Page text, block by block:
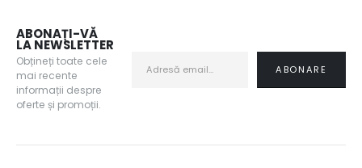
ABONAȚI-VĂ
LA NEWSLETTER
Obțineți toate cele
mai recente
informații despre
oferte și promoții.